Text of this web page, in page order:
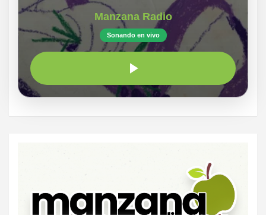
Manzana Radio
Sonando en vivo